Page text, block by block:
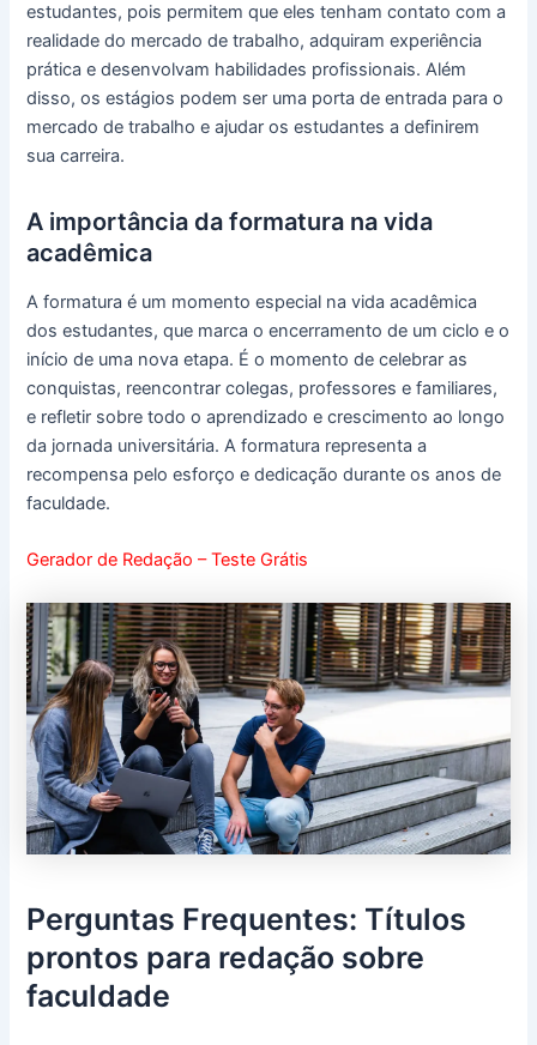
estudantes, pois permitem que eles tenham contato com a
realidade do mercado de trabalho, adquiram experiência
prática e desenvolvam habilidades profissionais. Além
disso, os estágios podem ser uma porta de entrada para o
mercado de trabalho e ajudar os estudantes a definirem
sua carreira.
A importância da formatura na vida
acadêmica
A formatura é um momento especial na vida acadêmica
dos estudantes, que marca o encerramento de um ciclo e o
início de uma nova etapa. É o momento de celebrar as
conquistas, reencontrar colegas, professores e familiares,
e refletir sobre todo o aprendizado e crescimento ao longo
da jornada universitária. A formatura representa a
recompensa pelo esforço e dedicação durante os anos de
faculdade.
Gerador de Redação – Teste Grátis
Perguntas Frequentes: Títulos
prontos para redação sobre
faculdade